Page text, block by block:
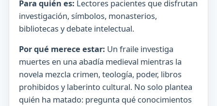
Para quién es: Lectores pacientes que disfrutan
investigación, símbolos, monasterios,
bibliotecas y debate intelectual.
Por qué merece estar: Un fraile investiga
muertes en una abadía medieval mientras la
novela mezcla crimen, teología, poder, libros
prohibidos y laberinto cultural. No solo plantea
quién ha matado: pregunta qué conocimientos